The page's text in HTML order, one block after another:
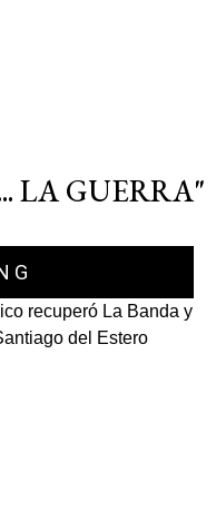
LA GUERRA"